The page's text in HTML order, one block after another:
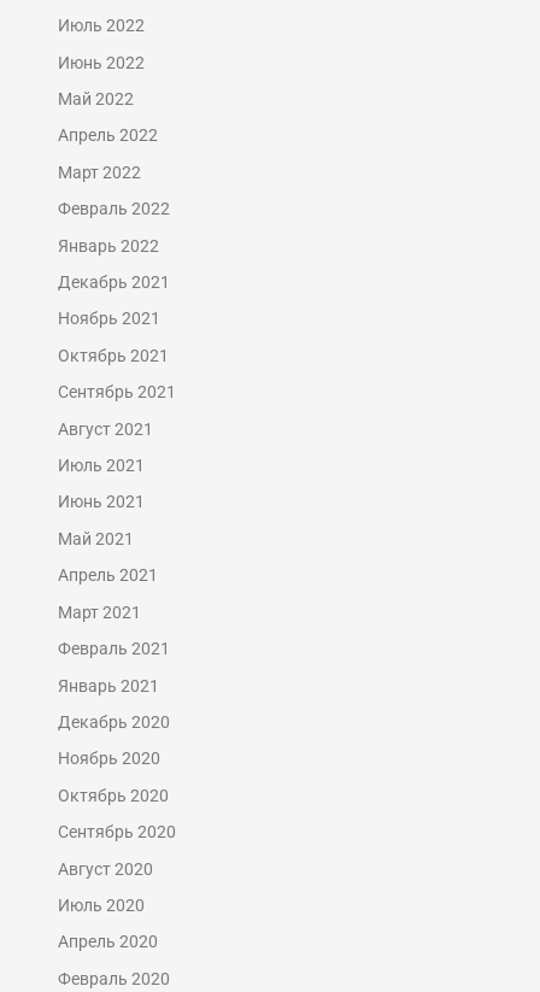
Июль 2022
Июнь 2022
Май 2022
Апрель 2022
Март 2022
Февраль 2022
Январь 2022
Декабрь 2021
Ноябрь 2021
Октябрь 2021
Сентябрь 2021
Август 2021
Июль 2021
Июнь 2021
Май 2021
Апрель 2021
Март 2021
Февраль 2021
Январь 2021
Декабрь 2020
Ноябрь 2020
Октябрь 2020
Сентябрь 2020
Август 2020
Июль 2020
Апрель 2020
Февраль 2020